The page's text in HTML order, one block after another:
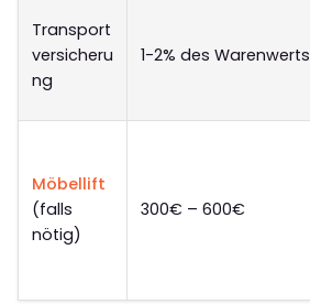
Transport
versicheru
ng
1-2% des Warenwerts
Möbellift
(falls
nötig)
300€ – 600€